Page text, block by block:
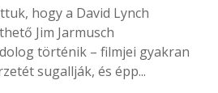
hogy a David Lynch
Jim Jarmusch
történik – filmjei gyakran
sugallják, és épp...